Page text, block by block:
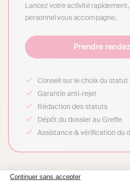
Continuer sans accepter
Lancez votre activité
personnel vous accompagne.
Prendre
Conseil sur le choix du statut
Garantie anti-rejet
Rédaction des statuts
Dépôt du dossier au Greffe
Assistance & vérification du